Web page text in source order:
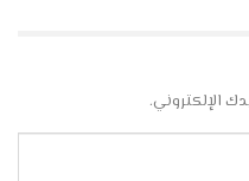
الإلكتروني.